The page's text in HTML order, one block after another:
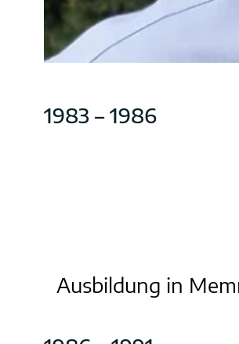
1983 – 1986
Ausbildung in